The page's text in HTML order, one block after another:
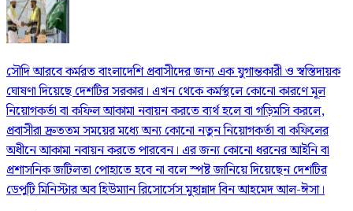
সৌদি আরবে কর্মরত বাংলাদেশি প্রবাসীদের জন্য এক যুগান্তকারী ও স্বস্তিদায়ক
ঘোষণা দিয়েছে দেশটির সরকার। এখন থেকে কর্মস্থলে কোনো কারণে মূল
নিয়োগকর্তা বা কফিল আকামা নবায়ন করতে ব্যর্থ হলে বা গড়িমসি করলে,
প্রবাসীরা দ্রুততম সময়ের মধ্যে অন্য কোনো নতুন নিয়োগকর্তা বা কফিলের
অধীনে আকামা নবায়ন করতে পারবেন। এর জন্য কোনো ধরনের আইনি বা
প্রশাসনিক জটিলতা পোহাতে হবে না বলে স্পষ্ট জানিয়ে দিয়েছেন দেশটির
ডেপুটি মিনিস্টার অব হিউম্যান রিসোর্সেস মুহান্নাদ বিন আহমেদ আল-ঈসা।